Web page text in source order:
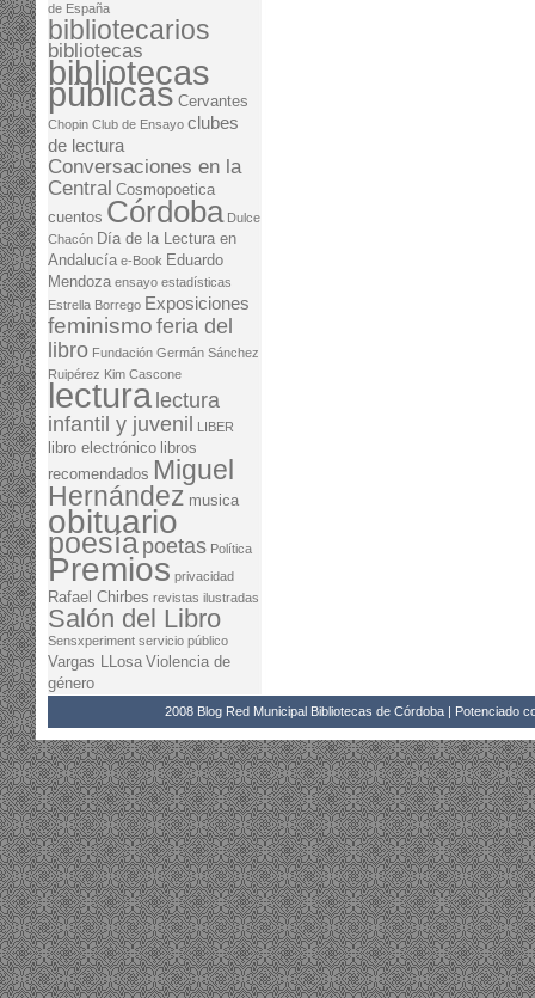
de España
bibliotecarios
bibliotecas
bibliotecas
públicas Cervantes
Chopin Club de Ensayo clubes
de lectura
Conversaciones en la
Central Cosmopoetica
cuentos Córdoba Dulce
Chacón Día de la Lectura en
Andalucía e-Book Eduardo
Mendoza ensayo estadísticas
Estrella Borrego Exposiciones
feminismo feria del
libro Fundación Germán Sánchez
Ruipérez Kim Cascone
lectura lectura
infantil y juvenil
LIBER
libro electrónico libros
recomendados Miguel
Hernández musica
obituario
poesía poetas Política
Premios privacidad
Rafael Chirbes revistas ilustradas
Salón del Libro
Sensxperiment servicio público
Vargas LLosa Violencia de
género
2008 Blog Red Municipal Bibliotecas de Córdoba | Potenciado